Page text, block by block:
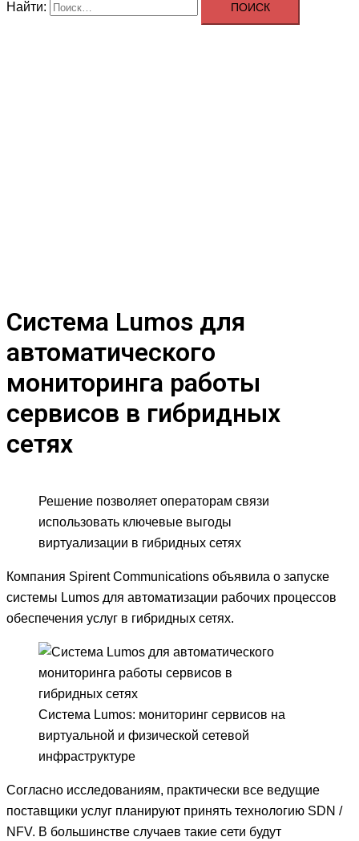
Найти:
Система Lumos для
автоматического
мониторинга работы
сервисов в гибридных
сетях
Решение позволяет операторам связи
использовать ключевые выгоды
виртуализации в гибридных сетях
Компания Spirent Communications объявила о запуске
системы Lumos для автоматизации рабочих процессов
обеспечения услуг в гибридных сетях.
Система Lumos: мониторинг сервисов на
виртуальной и физической сетевой
инфраструктуре
Согласно исследованиям, практически все ведущие
поставщики услуг планируют принять технологию SDN /
NFV. В большинстве случаев такие сети будут